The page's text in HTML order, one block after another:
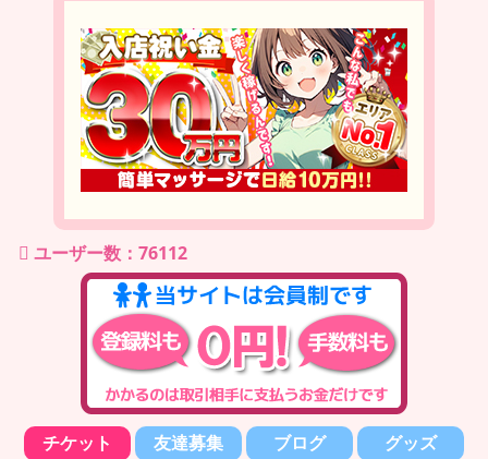
ユーザー数：76112
チケット 友達募集 ブログ グッズ